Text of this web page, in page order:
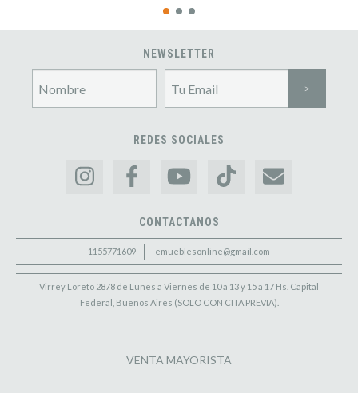
NEWSLETTER
REDES SOCIALES
CONTACTANOS
1155771609 emueblesonline@gmail.com
Virrey Loreto 2878 de Lunes a Viernes de 10 a 13 y 15 a 17 Hs. Capital
Federal, Buenos Aires (SOLO CON CITA PREVIA).
VENTA MAYORISTA